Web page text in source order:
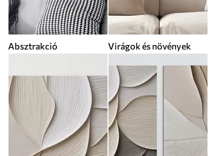
Absztrakció Virágok és növények